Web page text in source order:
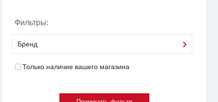
Фильтры:
Бренд
Только наличие вашего магазина